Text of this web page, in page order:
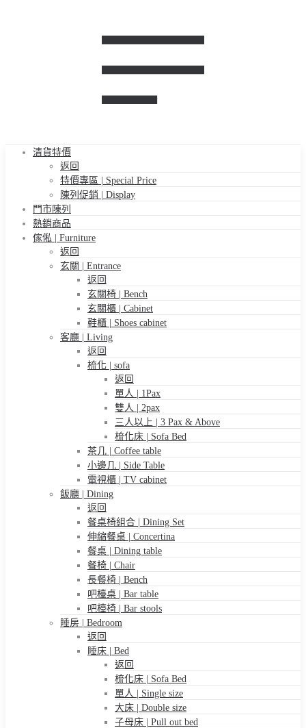
清貨特價
返回
特價專區 | Special Price
陳列促銷 | Display
門市陳列
熱銷商品
傢俬 | Furniture
返回
玄關 | Entrance
返回
玄關椅 | Bench
玄關櫃 | Cabinet
鞋櫃 | Shoes cabinet
客廳 | Living
返回
梳化 | sofa
返回
單人 | 1Pax
雙人 | 2pax
三人以上 | 3 Pax & Above
梳化床 | Sofa Bed
茶几 | Coffee table
小邊几 | Side Table
電視櫃 | TV cabinet
飯廳 | Dining
返回
餐桌椅組合 | Dining Set
伸縮餐桌 | Concertina
餐桌 | Dining table
餐椅 | Chair
長餐椅 | Bench
吧檯桌 | Bar table
吧檯椅 | Bar stools
睡房 | Bedroom
返回
睡床 | Bed
返回
梳化床 | Sofa Bed
單人 | Single size
大床 | Double size
子母床 | Pull out bed